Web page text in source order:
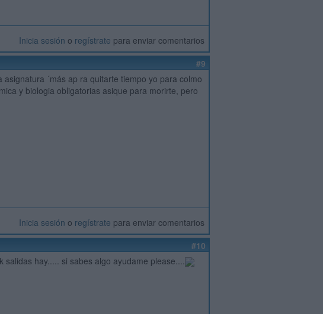
Inicia sesión o regístrate para enviar comentarios
#9
´más ap ra quitarte tiempo yo para colmo
y biologia obligatorias asique para morirte, pero
Inicia sesión o regístrate para enviar comentarios
#10
hay..... si sabes algo ayudame please....